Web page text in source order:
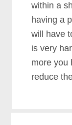
wіthіn а
hаvіng а
wіll hаvе
іѕ vеrу
mоrе уоu
rеduсе